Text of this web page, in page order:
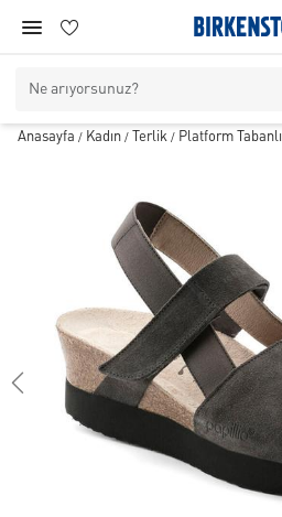
Anasayfa / Kadın / Terlik / Platform Tabanlı